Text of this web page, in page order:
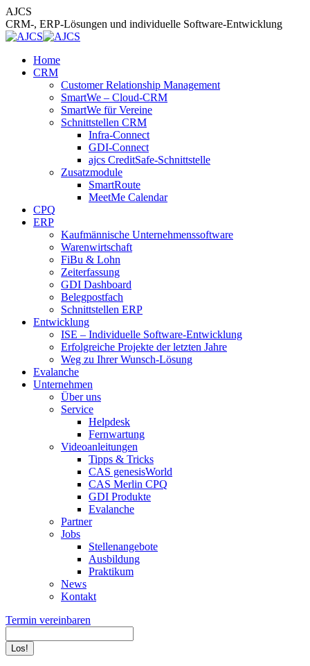
Zum
Inhalt
springen
AJCS
CRM-, ERP-Lösungen und individuelle Software-Entwicklung
Home
CRM
Customer Relationship Management
SmartWe – Cloud-CRM
SmartWe für Vereine
Schnittstellen CRM
Infra-Connect
GDI-Connect
ajcs CreditSafe-Schnittstelle
Zusatzmodule
SmartRoute
MeetMe Calendar
CPQ
ERP
Kaufmännische Unternehmenssoftware
Warenwirtschaft
FiBu & Lohn
Zeiterfassung
GDI Dashboard
Belegpostfach
Schnittstellen ERP
Entwicklung
ISE – Individuelle Software-Entwicklung
Erfolgreiche Projekte der letzten Jahre
Weg zu Ihrer Wunsch-Lösung
Evalanche
Unternehmen
Über uns
Service
Helpdesk
Fernwartung
Videoanleitungen
Tipps & Tricks
CAS genesisWorld
CAS Merlin CPQ
GDI Produkte
Evalanche
Partner
Jobs
Stellenangebote
Ausbildung
Praktikum
News
Kontakt
Termin vereinbaren